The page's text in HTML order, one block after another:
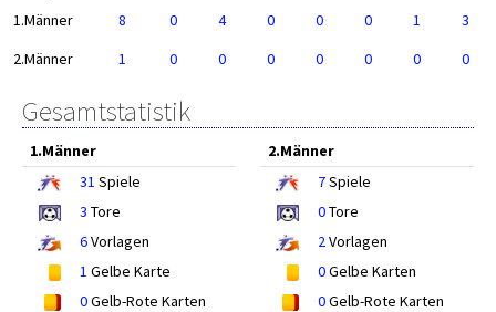
1.Männer
8 0 4 0 0 0 1
3
2.Männer
1 0 0 0 0 0 0 0
Gesamtstatistik
1.Männer
31 Spiele
3 Tore
6Vorlagen
1 Gelbe Karte
0Gelb-Rote Karten
2.Männer
7Spiele
0Tore
2Vorlagen
0Gelbe Karten
0Gelb-Rote Karten